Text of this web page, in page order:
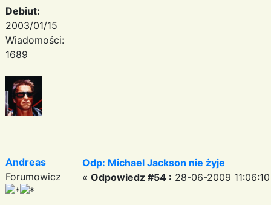
Debiut:
2003/01/15
Wiadomości:
1689
Andreas
Forumowicz
Odp: Michael Jackson nie żyje
« Odpowiedz #54 : 28-06-2009